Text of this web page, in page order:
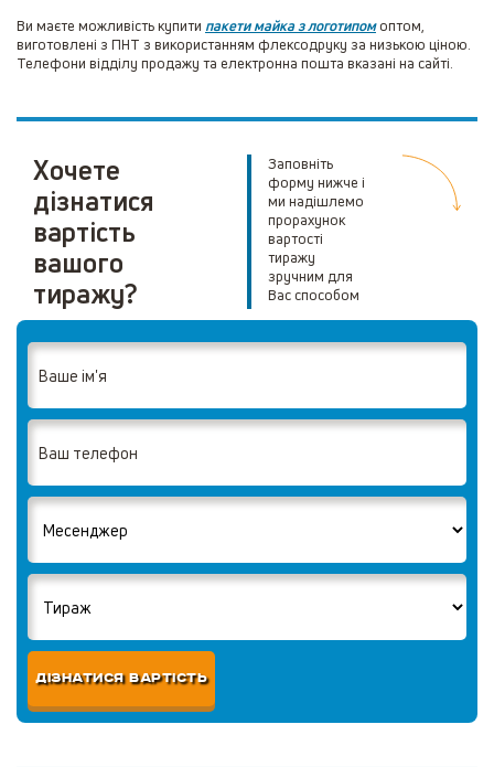
Ви маєте можливість купити пакети майка з логотипомоптом,
виготовлені з ПНТ з використанням флексодруку за низькою ціною.
Телефони відділу продажу та електронна пошта вказані на сайті.
Хочете
дізнатися
вартість
вашого
тиражу?
Заповніть
форму нижче і
ми надішлемо
прорахунок
вартості
тиражу
зручним для
Вас способом
ДІЗНАТИСЯ ВАРТІСТЬ